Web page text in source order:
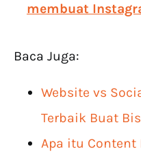
membuat
Baca Juga:
Website vs
Terbaik Buat
Apa itu